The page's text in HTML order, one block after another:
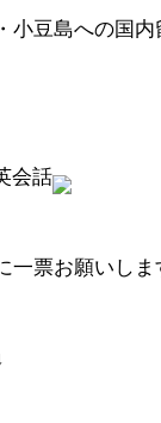
小豆島への国内
会話
一票お願いし